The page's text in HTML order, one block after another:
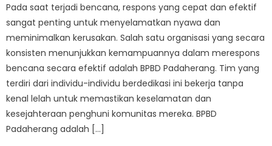
Pada saat terjadi bencana, respons yang cepat dan efektif
sangat penting untuk menyelamatkan nyawa dan
meminimalkan kerusakan. Salah satu organisasi yang secara
konsisten menunjukkan kemampuannya dalam merespons
bencana secara efektif adalah BPBD Padaherang. Tim yang
terdiri dari individu-individu berdedikasi ini bekerja tanpa
kenal lelah untuk memastikan keselamatan dan
kesejahteraan penghuni komunitas mereka. BPBD
Padaherang adalah […]